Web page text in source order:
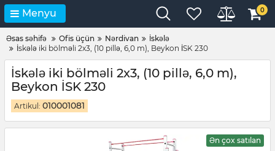
Menyu 0
Əsas səhifə Ofis üçün Nərdivan
İskələ
İskələ iki bölməli 2x3, (10 pillə, 6,0 m), Beykon İSK 230
İskələ iki bölməli 2x3, (10 pillə, 6,0 m),
Beykon İSK 230
Artikul: 010001081
Ən çox satılan